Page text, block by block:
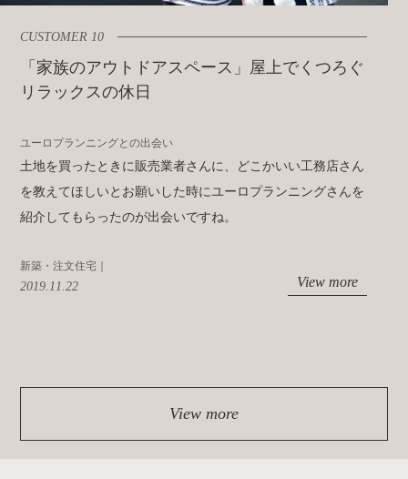
CUSTOMER 10
「家族のアウトドアスペース」屋上でくつろぐ
リラックスの休日
ユーロプランニングとの出会い
土地を買ったときに販売業者さんに、どこかいい工務店さん
を教えてほしいとお願いした時にユーロプランニングさんを
紹介してもらったのが出会いですね。
新築・注文住宅｜
2019.11.22 View more
View more